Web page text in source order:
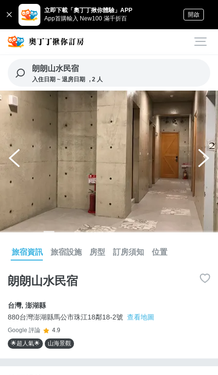
立即下載「奧丁丁揪你體驗」APP
App首購輸入 New100 滿千折百
開啟
朗朗山水民宿
入住日期 ~ 退房日期 , 2 人
旅宿資訊 旅宿設施 房型 訂房須知 位置
朗朗山水民宿
台灣, 澎湖縣
880台灣澎湖縣馬公市珠江18鄰18-2號 查看地圖
Google 評論
4.9
🌟超人氣🌟
山海景觀